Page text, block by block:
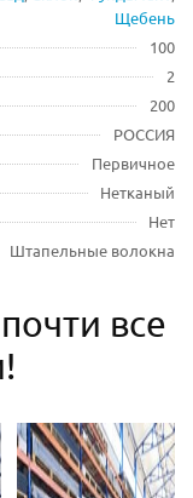
Щебень
100
2
200
РОССИЯ
Первичное
Нетканый
Нет
Штапельные волокна
все